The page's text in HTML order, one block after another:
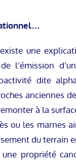
une
l’émission
dite
anciennes
à la
ou les marnes
du terrain
propriété